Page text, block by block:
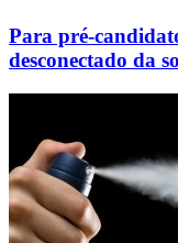
Para pré-
desconectado da